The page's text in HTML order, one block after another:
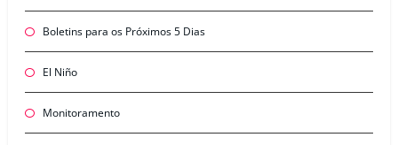
Boletins para os Próximos 5 Dias
El Niño
Monitoramento